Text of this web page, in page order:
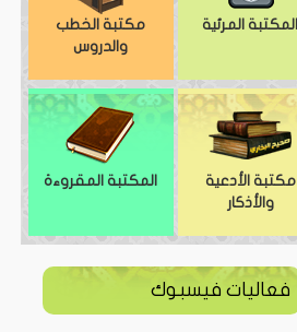
المكتبة المرئية
مكتبة الخطب
والدروس
مكتبة الأدعية
والأذكار
المكتبة المقروءة
فعاليات فيسبوك